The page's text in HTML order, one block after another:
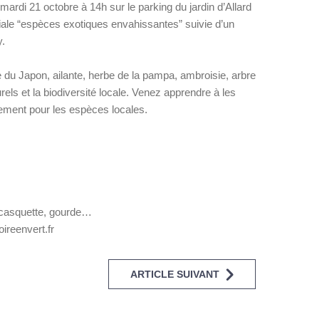
21 octobre à 14h sur le parking du jardin d’Allard
“espèces exotiques envahissantes” suivie d’un
Japon, ailante, herbe de la pampa, ambroisie, arbre
et la biodiversité locale. Venez apprendre à les
pour les espèces locales.
gourde…
ARTICLE SUIVANT